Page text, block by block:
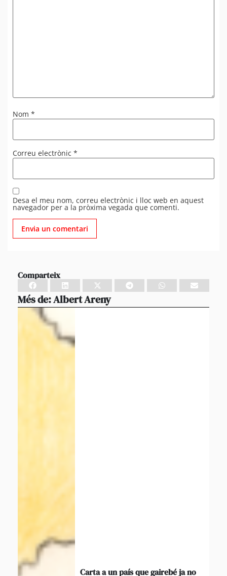
Nom *
Correu electrònic *
Desa el meu nom, correu electrònic i lloc web en aquest
navegador per a la pròxima vegada que comenti.
Comparteix
Més de:Albert Areny
Carta a un país que gairebé ja no